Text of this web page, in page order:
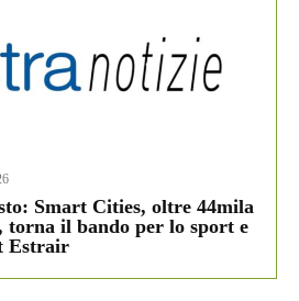
Smart Cities, oltre 44mila
torna il bando per lo sport e
Estrair